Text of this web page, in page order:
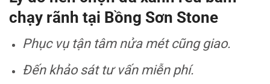
chạy rãnh tại Bồng Sơn Stone
Phục vụ tận tâm nửa mét cũng giao.
Đến khảo sát tư vấn miễn phí.